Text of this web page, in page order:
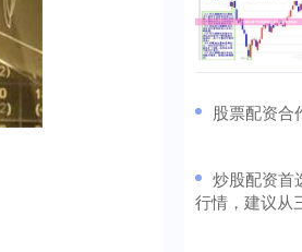
股票配资合
炒股配资首
行情，建议从